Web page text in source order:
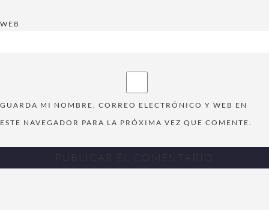
WEB
GUARDA MI NOMBRE, CORREO ELECTRÓNICO Y WEB EN
ESTE NAVEGADOR PARA LA PRÓXIMA VEZ QUE COMENTE.